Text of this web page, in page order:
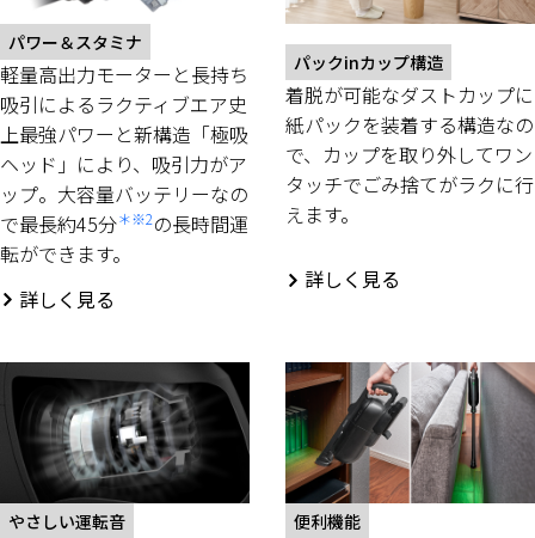
パワー＆スタミナ
軽量高出力モーターと長持ち
吸引によるラクティブエア史
上最強パワーと新構造「極吸
ヘッド」により、吸引力がア
ップ。大容量バッテリーなの
で最長約45分＊※2の長時間運
転ができます。
詳しく見る
パックinカップ構造
着脱が可能なダストカップに
紙パックを装着する構造なの
で、カップを取り外してワン
タッチでごみ捨てがラクに行
えます。
詳しく見る
やさしい運転音 便利機能